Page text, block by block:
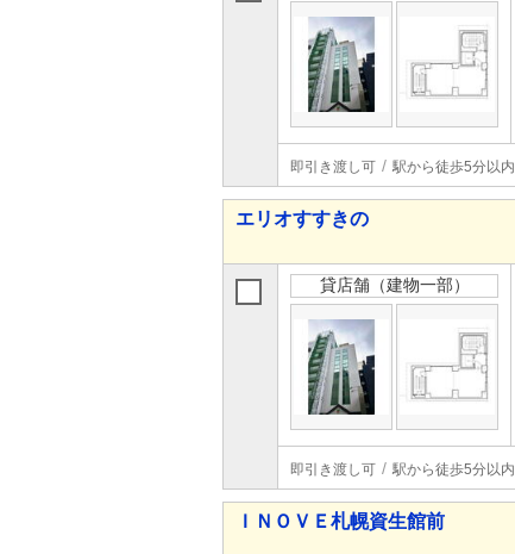
即引き渡し可 駅から徒歩5分以内
エリオすすきの
貸店舗（建物一部）
即引き渡し可 駅から徒歩5分以内
ＩＮＯＶＥ札幌資生館前